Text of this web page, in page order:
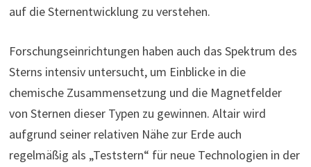
auf die Sternentwicklung zu verstehen.
Forschungseinrichtungen haben auch das Spektrum des
Sterns intensiv untersucht, um Einblicke in die
chemische Zusammensetzung und die Magnetfelder
von Sternen dieser Typen zu gewinnen. Altair wird
aufgrund seiner relativen Nähe zur Erde auch
regelmäßig als „Teststern“ für neue Technologien in der